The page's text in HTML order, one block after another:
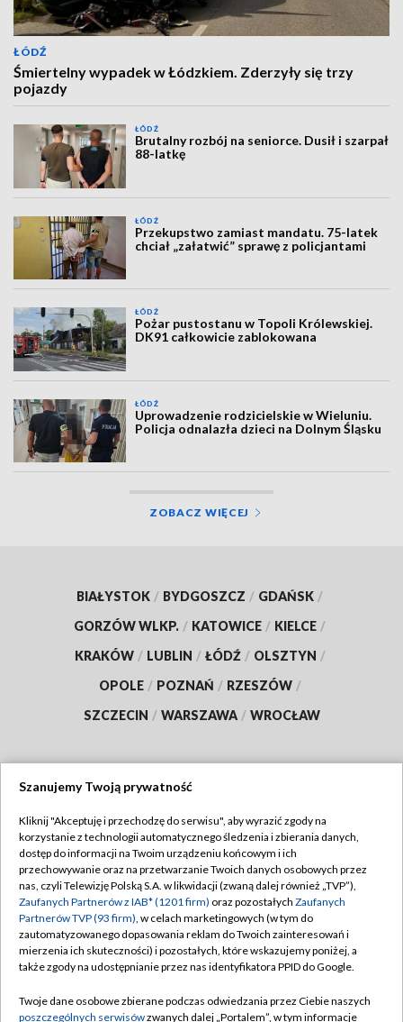
ŁÓDŹ
Śmiertelny wypadek w Łódzkiem. Zderzyły się trzy
pojazdy
ŁÓDŹ
Brutalny rozbój na seniorce. Dusił i szarpał
88-latkę
ŁÓDŹ
Przekupstwo zamiast mandatu. 75-latek
chciał „załatwić” sprawę z policjantami
ŁÓDŹ
Pożar pustostanu w Topoli Królewskiej.
DK91 całkowicie zablokowana
ŁÓDŹ
Uprowadzenie rodzicielskie w Wieluniu.
Policja odnalazła dzieci na Dolnym Śląsku
ZOBACZ WIĘCEJ
BIAŁYSTOK / BYDGOSZCZ / GDAŃSK /
GORZÓW WLKP. / KATOWICE / KIELCE /
KRAKÓW / LUBLIN / ŁÓDŹ / OLSZTYN /
OPOLE / POZNAŃ / RZESZÓW /
SZCZECIN / WARSZAWA / WROCŁAW
TVP
Abonament TVP
Emisja w TVP
Centrum informacji TVP
Naziemna Telewizja Cyfrowa
Rada Programowa
Regulamin TVP
Polityka prywatności
Moje zgody
Pomoc
Szanujemy Twoją prywatność
Kliknij "Akceptuję i przechodzę do serwisu", aby wyrazić zgody na
korzystanie z technologii automatycznego śledzenia i zbierania danych,
dostęp do informacji na Twoim urządzeniu końcowym i ich
przechowywanie oraz na przetwarzanie Twoich danych osobowych przez
nas, czyli Telewizję Polską S.A. w likwidacji (zwaną dalej również „TVP”),
Zaufanych Partnerów z IAB* (1201 firm) oraz pozostałych Zaufanych
Partnerów TVP (93 firm), w celach marketingowych (w tym do
zautomatyzowanego dopasowania reklam do Twoich zainteresowań i
mierzenia ich skuteczności) i pozostałych, które wskazujemy poniżej, a
także zgody na udostępnianie przez nas identyfikatora PPID do Google.
Twoje dane osobowe zbierane podczas odwiedzania przez Ciebie naszych
poszczególnych serwisówzwanych dalej „Portalem”, w tym informacje